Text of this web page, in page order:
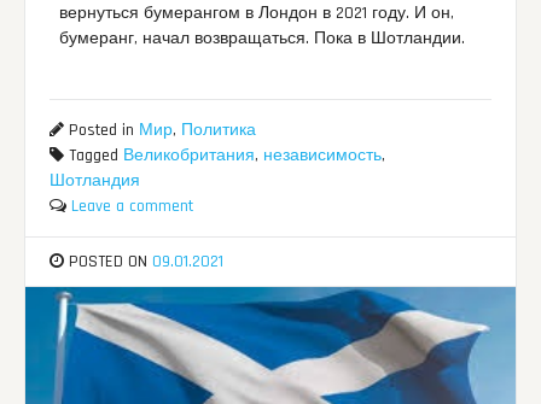
вернуться бумерангом в Лондон в 2021 году. И он,
бумеранг, начал возвращаться. Пока в Шотландии.
Posted in Мир, Политика
Tagged Великобритания, независимость,
Шотландия
Leave a comment
POSTED ON 09.01.2021